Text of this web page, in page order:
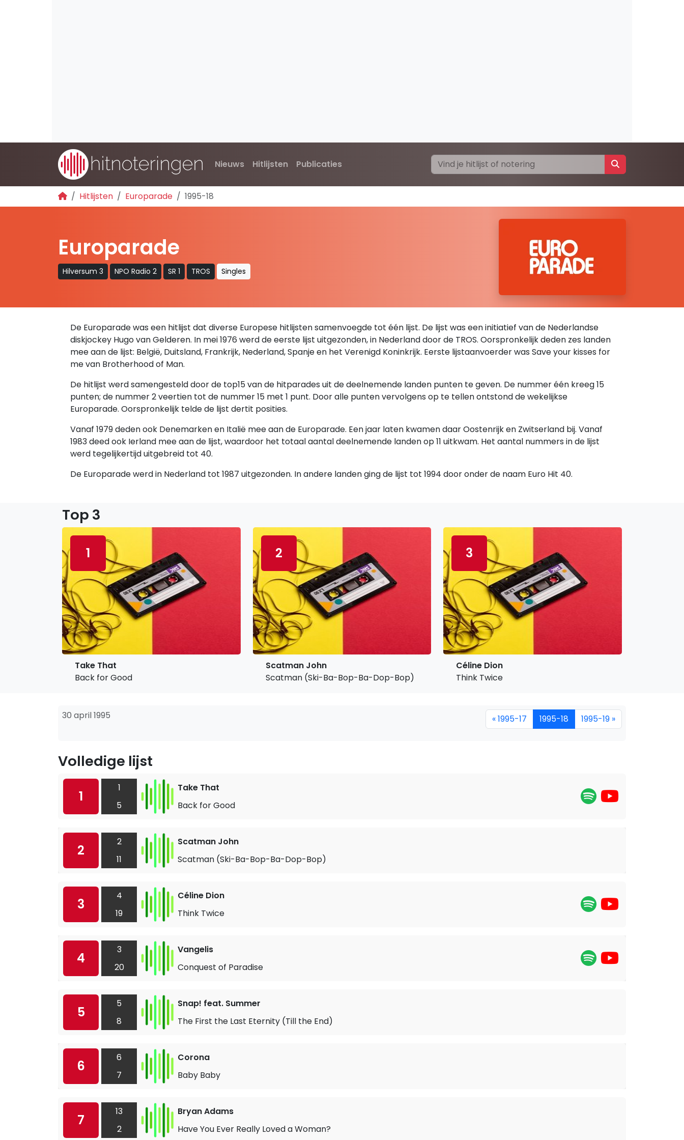
Nieuws Hitlijsten Publicaties
Hitlijsten Europarade 1995-18
Europarade
Hilversum 3 NPO Radio 2 SR 1 TROS Singles
De Europarade was een hitlijst dat diverse Europese hitlijsten samenvoegde tot één lijst. De lijst was een initiatief van de Nederlandse
diskjockey Hugo van Gelderen. In mei 1976 werd de eerste lijst uitgezonden, in Nederland door de TROS. Oorspronkelijk deden zes landen
mee aan de lijst: België, Duitsland, Frankrijk, Nederland, Spanje en het Verenigd Koninkrijk. Eerste lijstaanvoerder was Save your kisses for
me van Brotherhood of Man.
De hitlijst werd samengesteld door de top15 van de hitparades uit de deelnemende landen punten te geven. De nummer één kreeg 15
punten; de nummer 2 veertien tot de nummer 15 met 1 punt. Door alle punten vervolgens op te tellen ontstond de wekelijkse
Europarade. Oorspronkelijk telde de lijst dertit posities.
Vanaf 1979 deden ook Denemarken en Italië mee aan de Europarade. Een jaar laten kwamen daar Oostenrijk en Zwitserland bij. Vanaf
1983 deed ook Ierland mee aan de lijst, waardoor het totaal aantal deelnemende landen op 11 uitkwam. Het aantal nummers in de lijst
werd tegelijkertijd uitgebreid tot 40.
De Europarade werd in Nederland tot 1987 uitgezonden. In andere landen ging de lijst tot 1994 door onder de naam Euro Hit 40.
Top 3
1
Take That
Back for Good
2
Scatman John
Scatman (Ski-Ba-Bop-Ba-Dop-Bop)
3
Céline Dion
Think Twice
30 april 1995 « 1995-17 1995-18 1995-19 »
Volledige lijst
1
1
5
Take That
Back for Good
2
2
11
Scatman John
Scatman (Ski-Ba-Bop-Ba-Dop-Bop)
3
4
19
Céline Dion
Think Twice
4
3
20
Vangelis
Conquest of Paradise
5
5
8
Snap! feat. Summer
The First the Last Eternity (Till the End)
6
6
7
Corona
Baby Baby
7
13
2
Bryan Adams
Have You Ever Really Loved a Woman?